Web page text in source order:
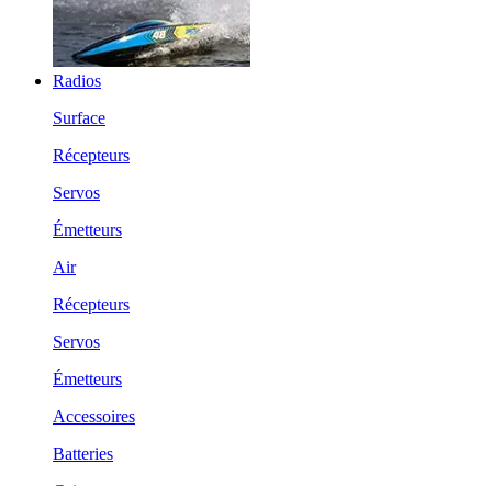
Radios
Surface
Récepteurs
Servos
Émetteurs
Air
Récepteurs
Servos
Émetteurs
Accessoires
Batteries